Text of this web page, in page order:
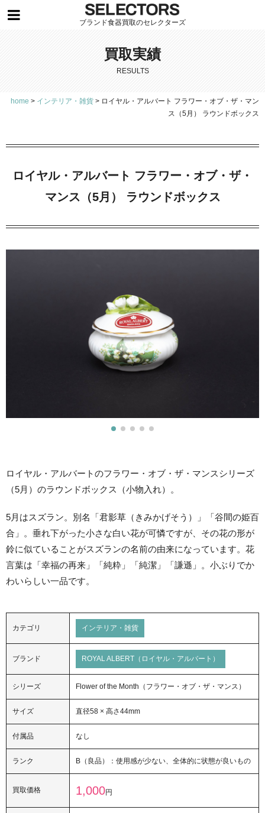
ブランド食器買取のセレクターズ
買取実績
RESULTS
home > インテリア・雑貨 > ロイヤル・アルバート フラワー・オブ・ザ・マン
ス（5月） ラウンドボックス
ロイヤル・アルバート フラワー・オブ・ザ・
マンス（5月） ラウンドボックス
ロイヤル・アルバートのフラワー・オブ・ザ・マンスシリーズ
（5月）のラウンドボックス（小物入れ）。
5月はスズラン。別名「君影草（きみかげそう）」「谷間の姫百
合」。垂れ下がった小さな白い花が可憐ですが、その花の形が
鈴に似ていることがスズランの名前の由来になっています。花
言葉は「幸福の再来」「純粋」「純潔」「謙遜」。小ぶりでか
わいらしい一品です。
カテゴリ インテリア・雑貨
ブランド ROYAL ALBERT（ロイヤル・アルバート）
シリーズ Flower of the Month（フラワー・オブ・ザ・マンス）
サイズ 直径58 × 高さ44mm
付属品 なし
ランク B（良品）：使用感が少ない、全体的に状態が良いもの
買取価格 1,000円